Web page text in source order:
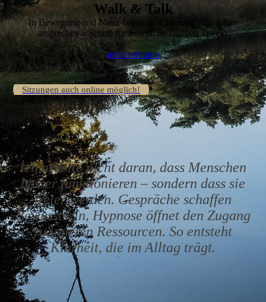
Walk & Talk
In Bewegung und Natur lassen sich Themen oft leichter
ansprechen – Schritt für Schritt, im eigenen Tempo.
mehr erfahren
Sitzungen auch online möglich!
Ich arbeite nicht daran, dass Menschen
besser funktionieren – sondern dass sie
freier werden. Gespräche schaffen
Bewusstsein, Hypnose öffnet den Zugang
zu inneren Ressourcen. So entsteht
Klarheit, die im Alltag trägt.